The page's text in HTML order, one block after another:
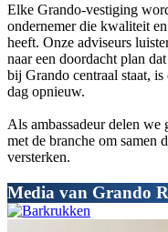
Elke Grando-vestiging
ondernemer die kwaliteit
heeft. Onze adviseurs
naar een doordacht plan
bij Grando centraal staat,
dag opnieuw.
Als ambassadeur delen
met de branche om samen
versterken.
Media van Grando